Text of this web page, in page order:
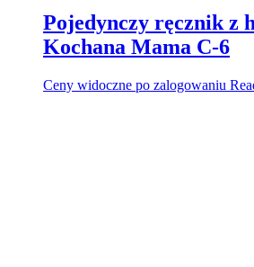
Pojedynczy ręcznik z
Kochana Mama C-6
Ceny widoczne po zalogowaniu